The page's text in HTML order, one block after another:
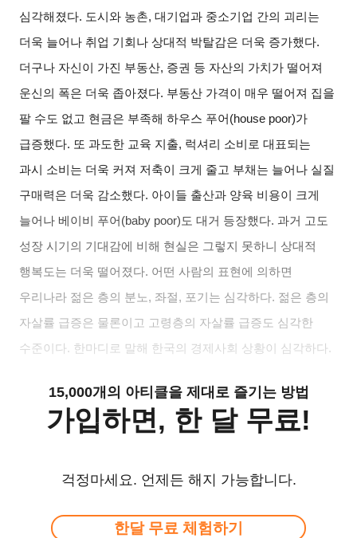
심각해졌다. 도시와 농촌,대기업과 중소기업 간의 괴리는
더욱 늘어나 취업 기회나 상대적 박탈감은 더욱 증가했다.
더구나 자신이 가진 부동산, 증권 등 자산의 가치가 떨어져
운신의 폭은 더욱 좁아졌다. 부동산 가격이 매우 떨어져 집을
팔 수도 없고 현금은 부족해 하우스 푸어(house poor)가
급증했다. 또 과도한 교육 지출, 럭셔리 소비로 대표되는
과시 소비는 더욱 커져 저축이 크게 줄고 부채는 늘어나 실질
구매력은 더욱 감소했다. 아이들 출산과 양육 비용이 크게
늘어나 베이비 푸어(baby poor)도 대거 등장했다.과거 고도
성장 시기의 기대감에 비해 현실은 그렇지 못하니 상대적
행복도는 더욱 떨어졌다. 어떤 사람의 표현에 의하면
우리나라 젊은 층의 분노, 좌절, 포기는 심각하다. 젊은 층의
자살률 급증은 물론이고 고령층의 자살률 급증도 심각한
수준이다 . 한마디로 말해 한국의 경제사회 상황이 심각하다 .
15,000개의 아티클을 제대로 즐기는 방법
가입하면, 한 달 무료!
걱정마세요. 언제든 해지 가능합니다.
한달 무료 체험하기